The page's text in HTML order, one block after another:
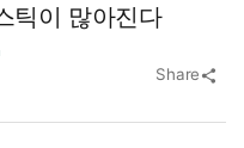
틱이 많아진다
Share share